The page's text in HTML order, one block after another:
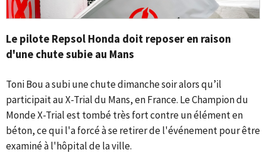
Le pilote Repsol Honda doit reposer en raison
d'une chute subie au Mans
Toni Bou a subi une chute dimanche soir alors qu’il
participait au X-Trial du Mans, en France. Le Champion du
Monde X-Trial est tombé très fort contre un élément en
béton, ce qui l'a forcé à se retirer de l'événement pour être
examiné à l'hôpital de la ville.